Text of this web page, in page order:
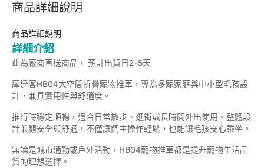
商品詳細說明
商品詳細說明
詳細介紹
此為廠商直送商品， 預計出貨日2-5天
摩達客HB04大空間折疊寵物推車，專為多寵家庭與中小型毛孩設
計，兼具實用性與舒適度。
推行時穩定順暢，適合日常散步、逛街或長時間外出使用。整體設
計兼顧安全與舒適，不僅讓飼主操作輕鬆，也能讓毛孩安心乘坐。
無論是城市通勤或戶外活動，HB04寵物推車都是提升寵物生活品
質的理想選擇。